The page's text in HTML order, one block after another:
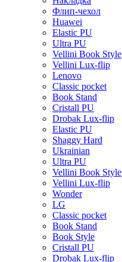
Флип-чехол
Huawei
Elastic PU
Ultra PU
Vellini Book Style
Vellini Lux-flip
Lenovo
Classic pocket
Book Stand
Cristall PU
Drobak Lux-flip
Elastic PU
Shaggy Hard
Ukrainian
Ultra PU
Vellini Book Style
Vellini Lux-flip
Wonder
LG
Classic pocket
Book Stand
Book Style
Cristall PU
Drobak Lux-flip